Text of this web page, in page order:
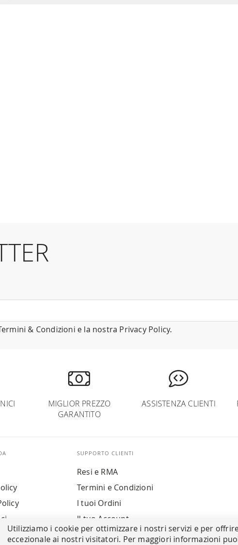
& Condizioni e la nostra Privacy Policy.
MIGLIOR PREZZO
GARANTITO
ASSISTENZA CLIENTI
SUPPORTO CLIENTI
Resi e RMA
Termini e Condizioni
I tuoi Ordini
Il tuo Account
Utilizziamo i cookie per ottimizzare i nostri servizi e per
eccezionale ai nostri visitatori. Per maggiori informazioni